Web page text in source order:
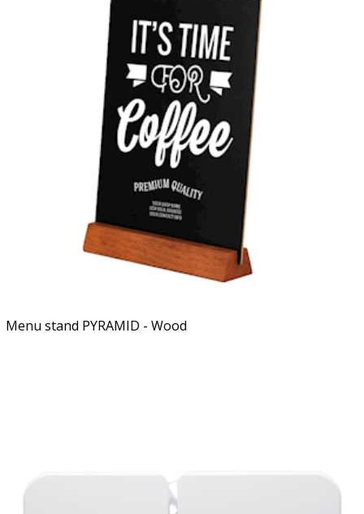
Menu stand PYRAMID - Wood